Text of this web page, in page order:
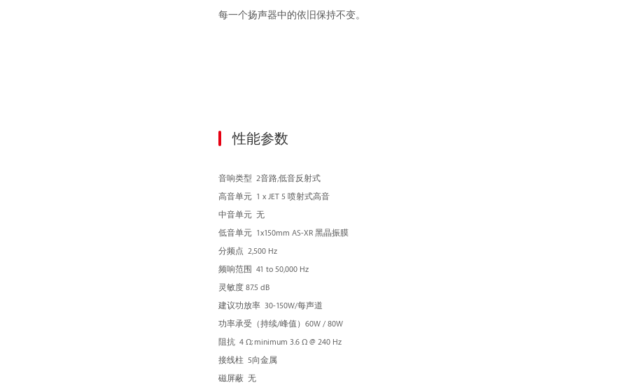
每一个扬声器中的依旧保持不变。
性能参数
音响类型 2音路,低音反射式
高音单元 1 x JET 5 喷射式高音
中音单元 无
低音单元 1x150mm AS-XR 黑晶振膜
分频点 2,500 Hz
频响范围 41 to 50,000 Hz
灵敏度 87.5 dB
建议功放率 30-150W/每声道
功率承受（持续/峰值） 60W / 80W
阻抗 4 Ω; minimum 3.6 Ω @ 240 Hz
接线柱 5向金属
磁屏蔽 无